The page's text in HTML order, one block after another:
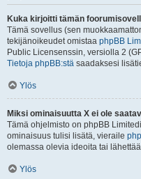
Kuka kirjoitti tämän
Tämä sovellus (sen
tekijänoikeudet omistaa phpBB
Public Licensenssin, versiolla 2
Tietoja phpBB:stä saadaksesi
Ylös
Miksi ominaisuutta X ei ole
Tämä ohjelmisto on phpBB
ominaisuus tulisi lisätä, vieraile
olemassa olevia ideoita tai
Ylös